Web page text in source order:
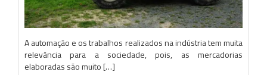
A automação e os trabalhos realizados na indústria tem muita
relevância para a sociedade, pois, as mercadorias
elaboradas são muito […]